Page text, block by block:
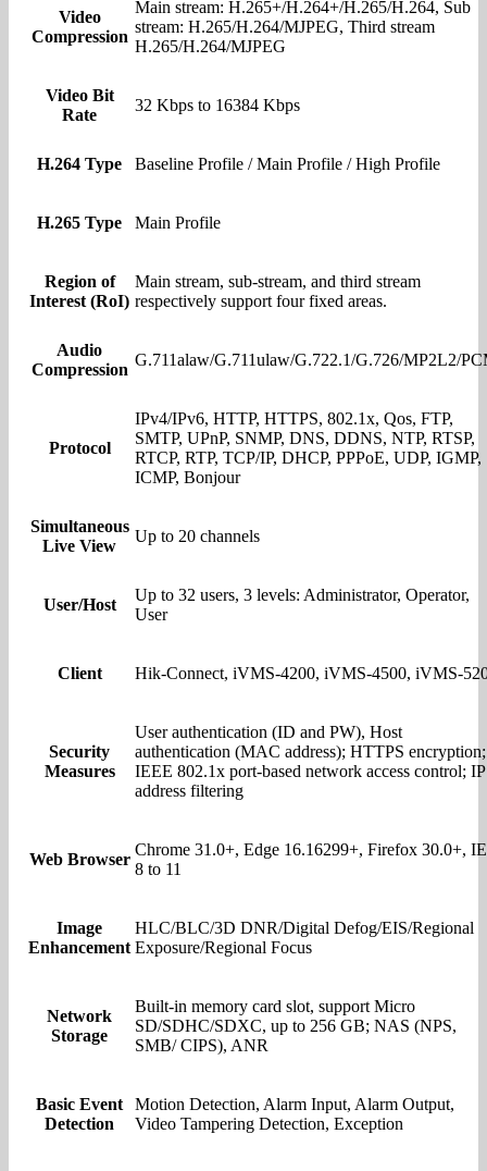
Video
Compression
Main stream: H.265+/H.264+/H.265/H.264, Sub
stream: H.265/H.264/MJPEG, Third stream
H.265/H.264/MJPEG
Video Bit
Rate
32 Kbps to 16384 Kbps
H.264 Type Baseline Profile / Main Profile / High Profile
H.265 Type Main Profile
Region of
Interest (RoI)
Main stream, sub-stream, and third stream
respectively support four fixed areas.
Audio
Compression
G.711alaw/G.711ulaw/G.722.1/G.726/MP2L2/
Protocol
IPv4/IPv6, HTTP, HTTPS, 802.1x, Qos, FTP,
SMTP, UPnP, SNMP, DNS, DDNS, NTP, RTSP,
RTCP, RTP, TCP/IP, DHCP, PPPoE, UDP, IGMP,
ICMP, Bonjour
Simultaneous
Live View
Up to 20 channels
User/Host
Up to 32 users, 3 levels: Administrator, Operator,
User
Client Hik-Connect, iVMS-4200, iVMS-4500, iVMS-
Security
Measures
User authentication (ID and PW), Host
authentication (MAC address); HTTPS encryption;
IEEE 802.1x port-based network access control; IP
address filtering
Web Browser
Chrome 31.0+, Edge 16.16299+, Firefox 30.0+, IE
8 to 11
Image
Enhancement
HLC/BLC/3D DNR/Digital Defog/EIS/Regional
Exposure/Regional Focus
Network
Storage
Built-in memory card slot, support Micro
SD/SDHC/SDXC, up to 256 GB; NAS (NPS,
SMB/ CIPS), ANR
Basic Event
Detection
Motion Detection, Alarm Input, Alarm Output,
Video Tampering Detection, Exception